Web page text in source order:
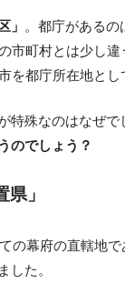
」 。都庁があるの
市町村とは少し
を都庁所在地とし
特殊なのはなぜ
のでしょう？
」
の幕府の直轄地
した。